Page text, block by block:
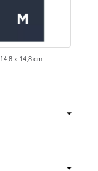
14,8 x 14,8 cm